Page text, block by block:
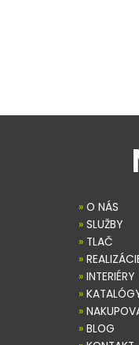
» O NÁS
» SLUŽBY
» TLAČ
»
» INTERIÉRY
»
»
» BLOG